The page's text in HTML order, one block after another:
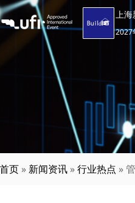
上海
2027
首页 » 新闻资讯 »行业热点 »